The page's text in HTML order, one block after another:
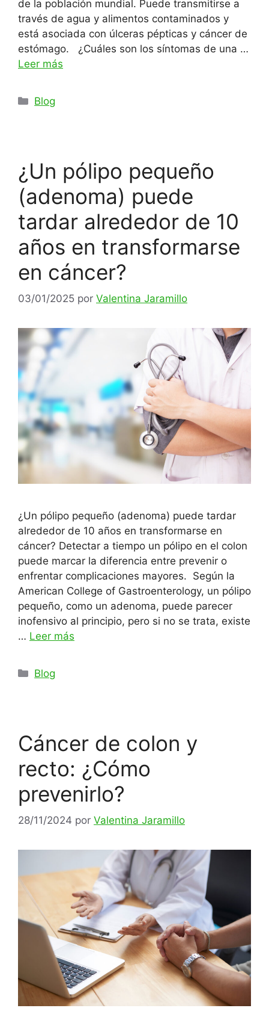
de la población mundial. Puede transmitirse a
través de agua y alimentos contaminados y
está asociada con úlceras pépticas y cáncer de
estómago. ¿Cuáles son los síntomas de una …
Leer más
Categorías
Blog
¿Un pólipo pequeño
(adenoma) puede
tardar alrededor de 10
años en transformarse
en cáncer?
03/01/2025 por Valentina Jaramillo
¿Un pólipo pequeño (adenoma) puede tardar
alrededor de 10 años en transformarse en
cáncer? Detectar a tiempo un pólipo en el colon
puede marcar la diferencia entre prevenir o
enfrentar complicaciones mayores. Según la
American College of Gastroenterology, un pólipo
pequeño, como un adenoma, puede parecer
inofensivo al principio, pero si no se trata, existe
… Leer más
Categorías
Blog
Cáncer de colon y
recto: ¿Cómo
prevenirlo?
28/11/2024 por Valentina Jaramillo